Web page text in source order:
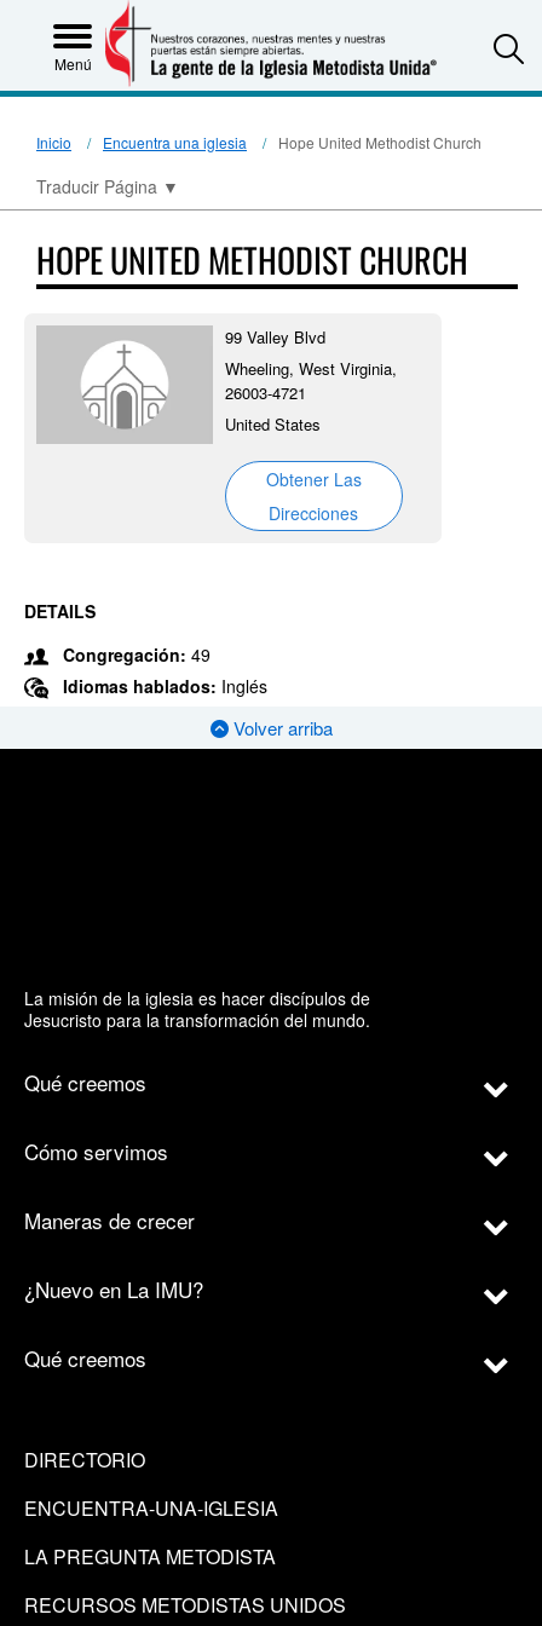
Menú
Inicio Encuentra una iglesia Hope United Methodist Church
Traducir Página ▼
HOPE UNITED METHODIST CHURCH
99 Valley Blvd
Wheeling, West Virginia,
26003-4721
United States
Obtener Las
Direcciones
DETAILS
Congregación: 49
Idiomas hablados: Inglés
Volver arriba
La misión de la iglesia es hacer discípulos de
Jesucristo para la transformación del mundo.
Qué creemos
Cómo servimos
Maneras de crecer
¿Nuevo en La IMU?
Qué creemos
DIRECTORIO
ENCUENTRA-UNA-IGLESIA
LA PREGUNTA METODISTA
RECURSOS METODISTAS UNIDOS